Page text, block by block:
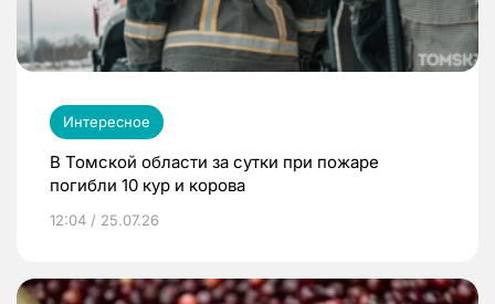
Интересное
В Томской области за сутки при пожаре
погибли 10 кур и корова
12:04 / 25.07.26